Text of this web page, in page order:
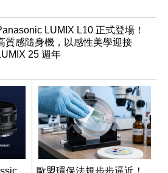
LUMIX L10 正式登場！
質感隨身機，以感性美學迎接
25 週年